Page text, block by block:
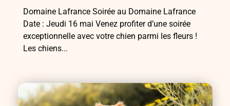
Domaine Lafrance Soirée au Domaine Lafrance
Date : Jeudi 16 mai Venez profiter d’une soirée
exceptionnelle avec votre chien parmi les fleurs !
Les chiens...